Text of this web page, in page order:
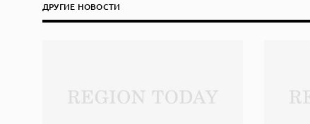
ДРУГИЕ НОВОСТИ